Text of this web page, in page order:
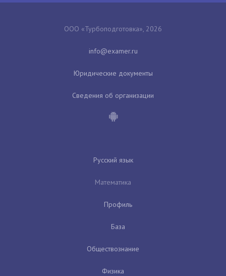
ООО «Турбоподготовка», 2026
Юридические документы
Сведения об организации
Русский язык
Математика
Профиль
База
Обществознание
Физика